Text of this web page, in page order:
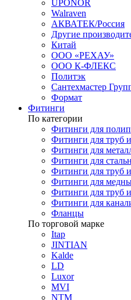
UPONOR
Walraven
АКВАТЕК/Россия
Другие
Китай
ООО «РЕХАУ»
ООО К-ФЛЕКС
Политэк
Сантехмастер
Формат
Фитинги
По категории
Фитинги для
Фитинги для труб
Фитинги для
Фитинги для
Фитинги для труб
Фитинги для
Фитинги для труб
Фитинги для
Фланцы
По торговой марке
Itap
JINTIAN
Kalde
LD
Luxor
MVI
NTM